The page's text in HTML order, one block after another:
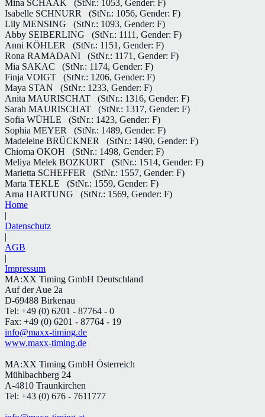
Mina SCHAAK
(StNr.: 1053, Gender: F)
Isabelle SCHNURR
(StNr.: 1056, Gender: F)
Lily MENSING
(StNr.: 1093, Gender: F)
Abby SEIBERLING
(StNr.: 1111, Gender: F)
Anni KÖHLER
(StNr.: 1151, Gender: F)
Rona RAMADANI
(StNr.: 1171, Gender: F)
Mia SAKAC
(StNr.: 1174, Gender: F)
Finja VOIGT
(StNr.: 1206, Gender: F)
Maya STAN
(StNr.: 1233, Gender: F)
Anita MAURISCHAT
(StNr.: 1316, Gender: F)
Sarah MAURISCHAT
(StNr.: 1317, Gender: F)
Sofia WÜHLE
(StNr.: 1423, Gender: F)
Sophia MEYER
(StNr.: 1489, Gender: F)
Madeleine BRÜCKNER
(StNr.: 1490, Gender: F)
Chioma OKOH
(StNr.: 1498, Gender: F)
Meliya Melek BOZKURT
(StNr.: 1514, Gender: F)
Marietta SCHEFFER
(StNr.: 1557, Gender: F)
Marta TEKLE
(StNr.: 1559, Gender: F)
Arna HARTUNG
(StNr.: 1569, Gender: F)
Home
|
Datenschutz
|
AGB
|
Impressum
MA:XX Timing GmbH Deutschland
Auf der Aue 2a
D-69488 Birkenau
Tel: +49 (0) 6201 - 87764 - 0
Fax: +49 (0) 6201 - 87764 - 19
info@maxx-timing.de
www.maxx-timing.de
MA:XX Timing GmbH Österreich
Mühlbachberg 24
A-4810 Traunkirchen
Tel: +43 (0) 676 - 7611777